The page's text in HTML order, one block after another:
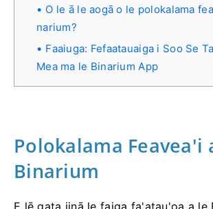
O le ā le aogā o le polokalama
narium?
Faaiuga: Fefaatauaiga i Soo Se
Mea ma le Binarium App
Polokalama Feavea'i
Binarium
E lē gata iinā le faiga fa'atau'oa a le